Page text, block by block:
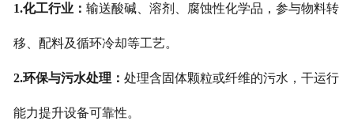
1.化工行业： 输送酸碱、溶剂、腐蚀性化学品，参与物料转
移、配料及循环冷却等工艺。
2.环保与污水处理： 处理含固体颗粒或纤维的污水，干运行
能力提升设备可靠性。